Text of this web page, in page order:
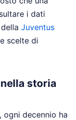
i dati
Juventus
scelte di
storia
ogni decennio ha